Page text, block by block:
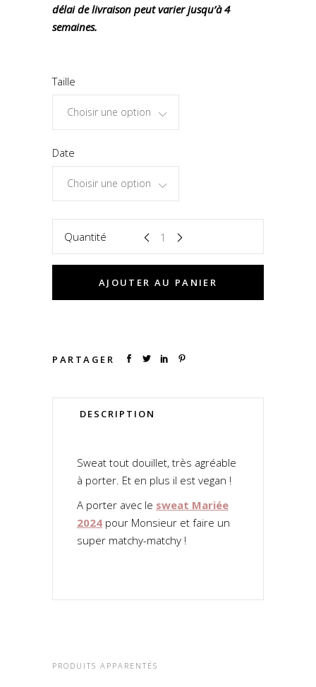
délai de livraison peut varier jusqu’à 4
semaines.
Taille
Choisir une option
Date
Choisir une option
Quantité
AJOUTER AU PANIER
PARTAGER
DESCRIPTION
Sweat tout douillet, très agréable
à porter. Et en plus il est vegan !
A porter avec le sweat Mariée
2024 pour Monsieur et faire un
super matchy-matchy !
PRODUITS APPARENTÉS